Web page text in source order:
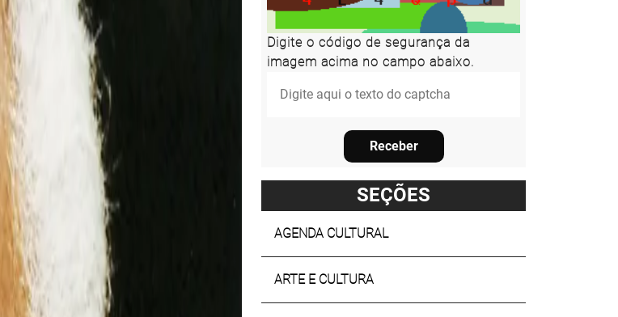
Digite o código de segurança da
imagem acima no campo abaixo.
Receber
SEÇÕES
AGENDA CULTURAL
ARTE E CULTURA